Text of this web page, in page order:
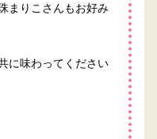
まりこさんもお好み
に味わってください